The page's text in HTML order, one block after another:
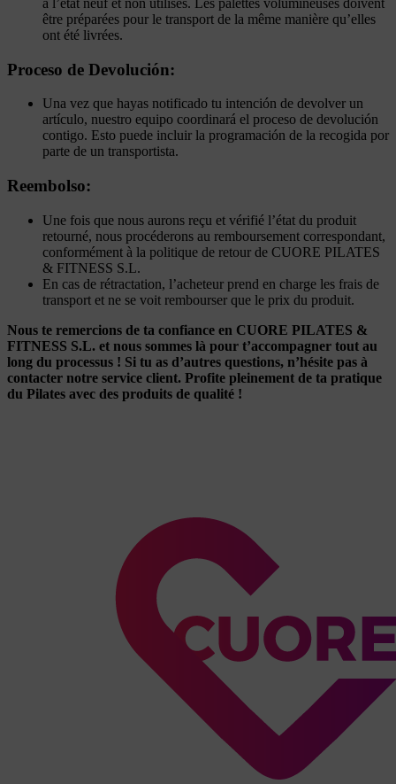
à l’état neuf et non utilisés. Les palettes volumineuses doivent
être préparées pour le transport de la même manière qu’elles
ont été livrées.
Proceso de Devolución:
Una vez que hayas notificado tu intención de devolver un
artículo, nuestro equipo coordinará el proceso de devolución
contigo. Esto puede incluir la programación de la recogida por
parte de un transportista.
Reembolso:
Une fois que nous aurons reçu et vérifié l’état du produit
retourné, nous procéderons au remboursement correspondant,
conformément à la politique de retour de CUORE PILATES
& FITNESS S.L.
En cas de rétractation, l’acheteur prend en charge les frais de
transport et ne se voit rembourser que le prix du produit.
Nous te remercions de ta confiance en CUORE PILATES &
FITNESS S.L. et nous sommes là pour t’accompagner tout au
long du processus ! Si tu as d’autres questions, n’hésite pas à
contacter notre service client. Profite pleinement de ta pratique
du Pilates avec des produits de qualité !